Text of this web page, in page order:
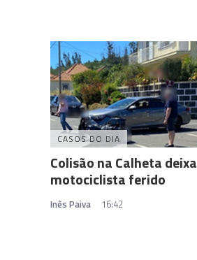
CASOS DO DIA
Colisão na Calheta deixa
motociclista ferido
Inês Paiva 16:42